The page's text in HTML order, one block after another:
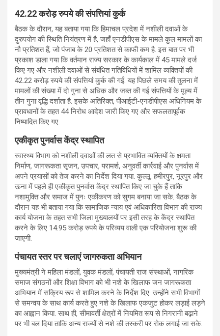
42.22 करोड़ रुपये की संपत्तियां कुर्क
बैठक के दौरान, यह बताया गया कि हिमाचल प्रदेश में नशीली दवाओं के
दुरुपयोग की स्थिति नियंत्रण में है, जहाँ एनडीपीएस के मामले कुल मामलों का
नौ प्रतिशत हैं, जो पंजाब के 20 प्रतिशत से काफी कम है. इस बात पर भी
प्रकाश डाला गया कि वर्तमान राज्य सरकार के कार्यकाल में 45 मामले दर्ज
किए गए और नशीली दवाओं से संबंधित गतिविधियों में शामिल व्यक्तियों की
42.22 करोड़ रुपये की संपत्तियां कुर्क की गईं. यह पिछले समय की तुलना में
मामलों की संख्या में दो गुना से अधिक और जब्त की गई संपत्तियों के मूल्य में
तीन गुना वृद्धि दर्शाता है. इसके अतिरिक्त, पीआईटी-एनडीपीएस अधिनियम के
प्रावधानों के तहत 44 निरोध आदेश जारी किए गए और सफलतापूर्वक
निष्पादित किए गए.
एकीकृत पुनर्वास केंद्र स्थापित
स्वास्थ्य विभाग को नशीली दवाओं की लत से प्रभावित व्यक्तियों के क्षमता
निर्माण, जागरूकता सृजन, उपचार, परामर्श, अनुवर्ती कार्रवाई और पुनर्वास में
अपने प्रयासों को तेज करने का निर्देश दिया गया. कुल्लू, हमीरपुर, नूरपुर और
ऊना में पहले ही एकीकृत पुनर्वास केंद्र स्थापित किए जा चुके हैं ताकि
नशामुक्ति और समाज में पुनः एकीकरण को सुगम बनाया जा सके. बैठक के
दौरान यह भी बताया गया कि सामाजिक न्याय एवं अधिकारिता विभाग की राज्य
कार्य योजना के तहत सभी जिला मुख्यालयों पर इसी तरह के केंद्र स्थापित
करने के लिए 14.95 करोड़ रुपये के परिव्यय वाली एक परियोजना शुरू की
जाएगी.
पंचायत स्तर पर चलाएं जागरुकता अभियान
मुख्यमंत्री ने महिला मंडलों, युवक मंडलों, पंचायती राज संस्थाओं, नागरिक
समाज संगठनों और शिक्षा विभाग को भी नशे के खिलाफ जन जागरूकता
अभियान में सक्रिय रूप से शामिल करने के निर्देश दिए. उन्होंने सभी विभागों
से समन्वय के साथ कार्य करते हुए नशे के खिलाफ एकजुट होकर लड़ाई लड़ने
का आह्वान किया. साथ ही, सीमावर्ती क्षेत्रों में नियमित रूप से निगरानी बढ़ाने
पर भी बल दिया ताकि अन्य राज्यों से नशे की तस्करी पर रोक लगाई जा सके.